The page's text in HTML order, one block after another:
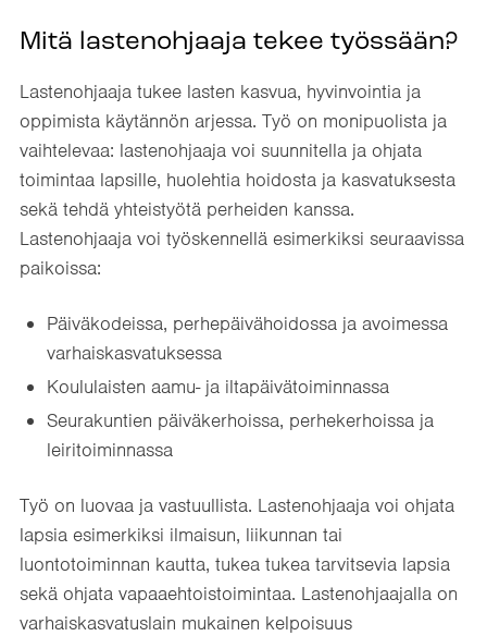
Mitä lastenohjaaja tekee työssään?
Lastenohjaaja tukee lasten kasvua, hyvinvointia ja
oppimista käytännön arjessa. Työ on monipuolista ja
vaihtelevaa: lastenohjaaja voi suunnitella ja ohjata
toimintaa lapsille, huolehtia hoidosta ja kasvatuksesta
sekä tehdä yhteistyötä perheiden kanssa.
Lastenohjaaja voi työskennellä esimerkiksi seuraavissa
paikoissa:
Päiväkodeissa, perhepäivähoidossa ja avoimessa
varhaiskasvatuksessa
Koululaisten aamu- ja iltapäivätoiminnassa
Seurakuntien päiväkerhoissa, perhekerhoissa ja
leiritoiminnassa
Työ on luovaa ja vastuullista. Lastenohjaaja voi ohjata
lapsia esimerkiksi ilmaisun, liikunnan tai
luontotoiminnan kautta, tukea tukea tarvitsevia lapsia
sekä ohjata vapaaehtoistoimintaa. Lastenohjaajalla on
varhaiskasvatuslain mukainen kelpoisuus